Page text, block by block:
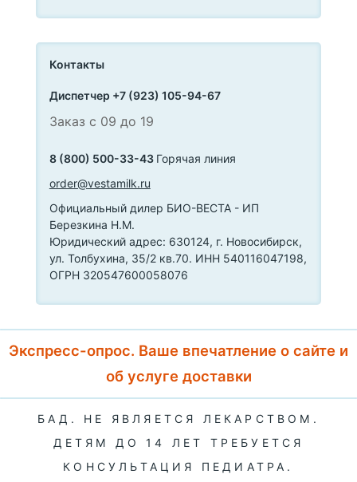
Контакты
Диспетчер +7 (923) 105-94-67
Заказ с 09 до 19
8 (800) 500-33-43 Горячая линия
order@vestamilk.ru
Официальный дилер БИО-ВЕСТА - ИП
Березкина Н.М.
Юридический адрес: 630124, г. Новосибирск,
ул. Толбухина, 35/2 кв.70. ИНН 540116047198,
ОГРН 320547600058076
Экспресс-опрос. Ваше впечатление о сайте и
об услуге доставки
БАД. НЕ ЯВЛЯЕТСЯ ЛЕКАРСТВОМ.
ДЕТЯМ ДО 14 ЛЕТ ТРЕБУЕТСЯ
КОНСУЛЬТАЦИЯ ПЕДИАТРА.